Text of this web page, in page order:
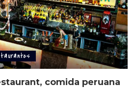
comida peruana